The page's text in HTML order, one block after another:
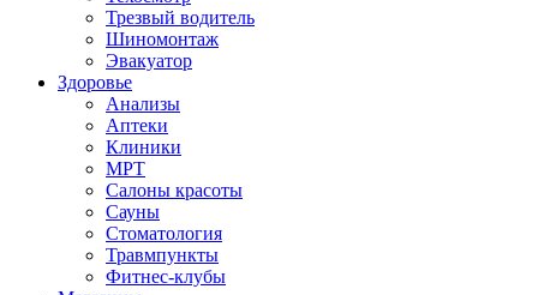
Трезвый водитель
Шиномонтаж
Эвакуатор
Здоровье
Анализы
Аптеки
Клиники
МРТ
Салоны красоты
Сауны
Стоматология
Травмпункты
Фитнес-клубы